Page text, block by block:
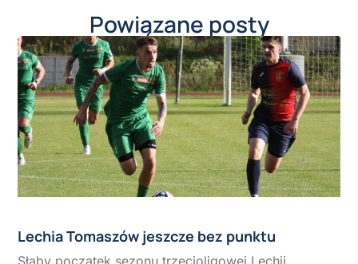
Powiązane posty
Lechia Tomaszów jeszcze bez punktu
Słaby początek sezonu trzecioligowej Lechii